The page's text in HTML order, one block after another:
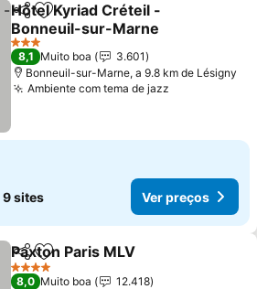
PartilharAdicionar aos favoritos
Hôtel Kyriad Créteil -
Bonneuil-sur-Marne
Ver preços
3 Estrelas
8,1 Muito boa
3.601
Bonneuil-sur-Marne, a 9.8 km de Lésigny
Ambiente com tema de jazz
9 sites Ver preços
PartilharAdicionar aos favoritos
Paxton Paris MLV
4 Estrelas
8,0 Muito boa
12.418